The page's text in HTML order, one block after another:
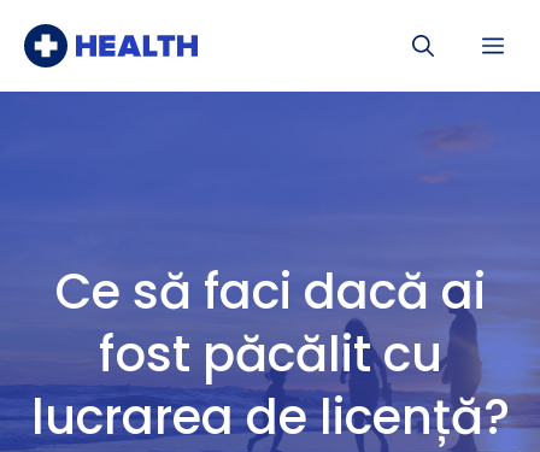
Ce să faci dacă ai
fost păcălit cu
lucrarea de licență?